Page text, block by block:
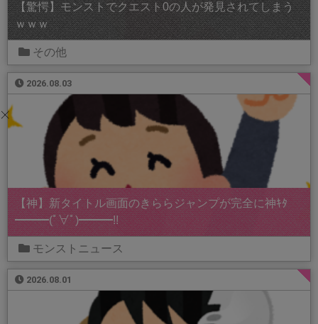
【驚愕】モンストでクエスト0の人が発見されてしまう
ｗｗｗ
その他
2026.08.03
【神】新タイトル画面のきららジャンプが完全に神ｷﾀ
━━━(ﾟ∀ﾟ)━━━!!
モンストニュース
2026.08.01